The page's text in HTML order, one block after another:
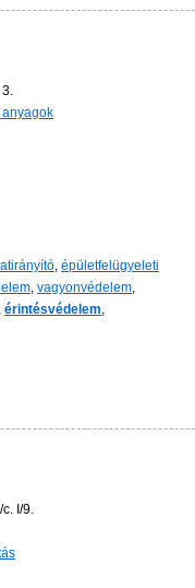
, épületfelügyeleti
, vagyonvédelem,
, érintésvédelem,
I/9.